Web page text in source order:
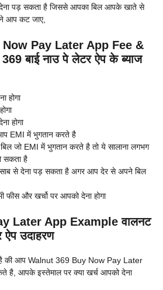
पड़ सकता है जिससे आपका बिल आपके खाते से
आप कट जाए,
Pay Later App Fee &
बाई नाउ पे लेटर ऐप के ब्याज
होगा
होगा
EMI में भुगतान करते है
जो EMI में भुगतान करते है तो ये सालाना लगभग
सकता है
से देना पड़ सकता है अगर आप देर से अपने बिल
और खर्चो पर आपको देना होगा
Later App Example वालनट
ऐप उदाहरण
की आप Walnut 369 Buy Now Pay Later
है, आपके इस्तेमाल पर क्या खर्च आपको देना